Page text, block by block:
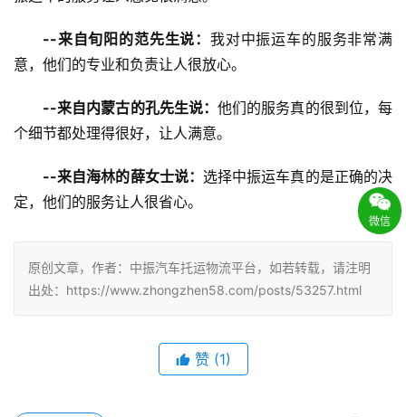
--来自旬阳的范先生说： 我对中振运车的服务非常满
意，他们的专业和负责让人很放心。
--来自内蒙古的孔先生说：他们的服务真的很到位，每
个细节都处理得很好，让人满意。
--来自海林的薛女士说： 选择中振运车真的是正确的决
定，他们的服务让人很省心。
原创文章，作者：中振汽车托运物流平台，如若转载，请注明
出处：https://www.zhongzhen58.com/posts/53257.html
赞 (1)
微信